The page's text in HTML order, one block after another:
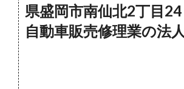
県盛岡市南仙北2丁目
自動車販売修理業の法人